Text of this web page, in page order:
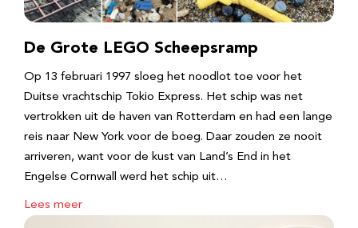
De Grote LEGO Scheepsramp
Op 13 februari 1997 sloeg het noodlot toe voor het
Duitse vrachtschip Tokio Express. Het schip was net
vertrokken uit de haven van Rotterdam en had een lange
reis naar New York voor de boeg. Daar zouden ze nooit
arriveren, want voor de kust van Land’s End in het
Engelse Cornwall werd het schip uit…
Lees meer